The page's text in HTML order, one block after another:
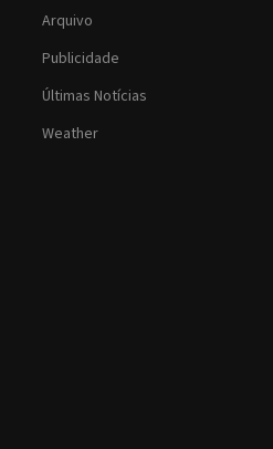
Arquivo
Publicidade
Últimas Notícias
Weather